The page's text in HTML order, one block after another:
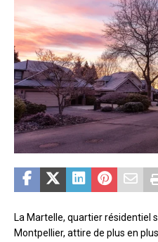
La Martelle, quartier résidentiel
Montpellier, attire de plus en